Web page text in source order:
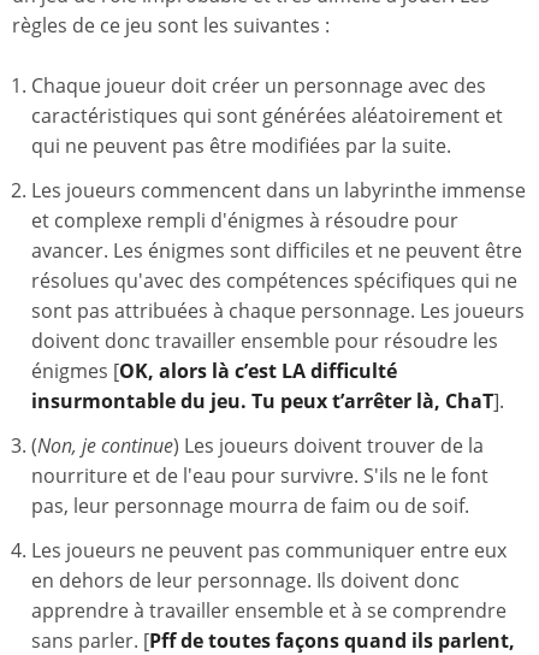
règles de ce jeu sont les suivantes :
Chaque joueur doit créer un personnage avec des
caractéristiques qui sont générées aléatoirement et
qui ne peuvent pas être modifiées par la suite.
Les joueurs commencent dans un labyrinthe immense
et complexe rempli d'énigmes à résoudre pour
avancer. Les énigmes sont difficiles et ne peuvent être
résolues qu'avec des compétences spécifiques qui ne
sont pas attribuées à chaque personnage. Les joueurs
doivent donc travailler ensemble pour résoudre les
énigmes [OK, alors là c’est LA difficulté
insurmontable du jeu. Tu peux t’arrêter là, ChaT].
(Non, je continue) Les joueurs doivent trouver de la
nourriture et de l'eau pour survivre. S'ils ne le font
pas, leur personnage mourra de faim ou de soif.
Les joueurs ne peuvent pas communiquer entre eux
en dehors de leur personnage. Ils doivent donc
apprendre à travailler ensemble et à se comprendre
sans parler. [Pff de toutes façons quand ils parlent,